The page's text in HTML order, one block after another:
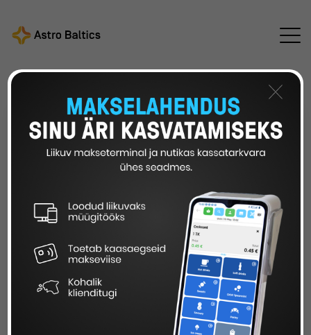
digitaliseerimise teekaardi loomist kuni 10 000€
Foto: toolbox.estonia.com
EIS TOETAB ETTEVÕTETE
DIGITALISEERIMISE
TEEKAARDI LOOMIST KUNI
×